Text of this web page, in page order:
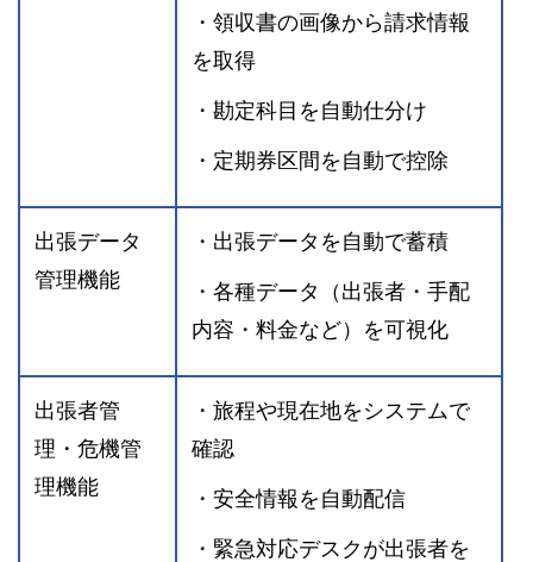
・領収書の画像から請求情報
を取得
・勘定科目を自動仕分け
・定期券区間を自動で控除
出張データ
管理機能
・出張データを自動で蓄積
・各種データ（出張者・手配
内容・料金など）を可視化
出張者管
理・危機管
理機能
・旅程や現在地をシステムで
確認
・安全情報を自動配信
・緊急対応デスクが出張者を